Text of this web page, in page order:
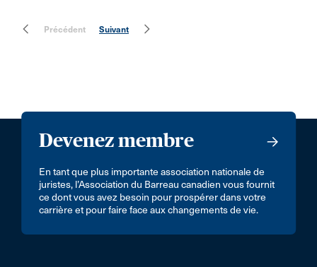
Précédent Suivant
Devenez membre
En tant que plus importante association nationale de
juristes, l’Association du Barreau canadien vous fournit
ce dont vous avez besoin pour prospérer dans votre
carrière et pour faire face aux changements de vie.